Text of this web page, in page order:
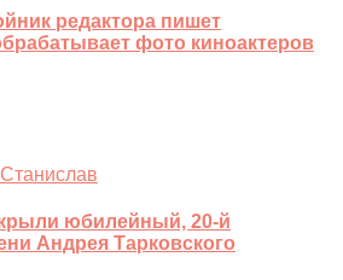
редактора пишет
фото киноактеров
юбилейный, 20-й
Андрея Тарковского